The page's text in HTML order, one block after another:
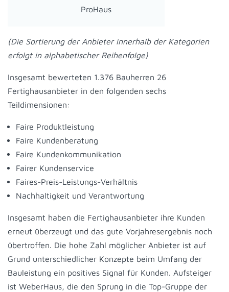
ProHaus
(Die Sortierung der Anbieter innerhalb der Kategorien
erfolgt in alphabetischer Reihenfolge)
Insgesamt bewerteten 1.376 Bauherren 26
Fertighausanbieter in den folgenden sechs
Teildimensionen:
Faire Produktleistung
Faire Kundenberatung
Faire Kundenkommunikation
Fairer Kundenservice
Faires-Preis-Leistungs-Verhältnis
Nachhaltigkeit und Verantwortung
Insgesamt haben die Fertighausanbieter ihre Kunden
erneut überzeugt und das gute Vorjahresergebnis noch
übertroffen. Die hohe Zahl möglicher Anbieter ist auf
Grund unterschiedlicher Konzepte beim Umfang der
Bauleistung ein positives Signal für Kunden. Aufsteiger
ist WeberHaus, die den Sprung in die Top-Gruppe der